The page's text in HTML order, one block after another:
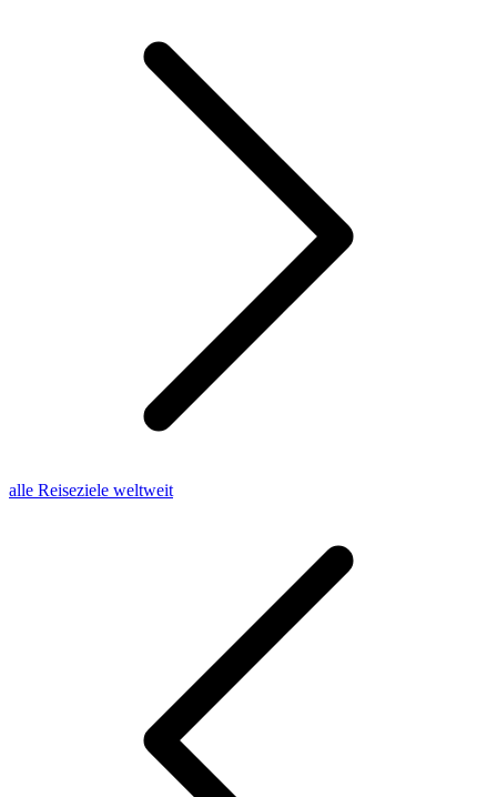
alle Reiseziele weltweit